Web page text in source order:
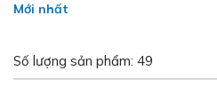
Mới nhất
Số lượng sản phẩm: 49